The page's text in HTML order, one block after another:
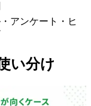
アンケート・ヒ
い分け